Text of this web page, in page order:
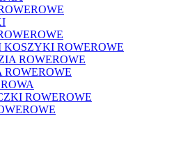
KOSZYKI ROWEROWE
ROWEROWE
ROWEROWE
ROWEROWE